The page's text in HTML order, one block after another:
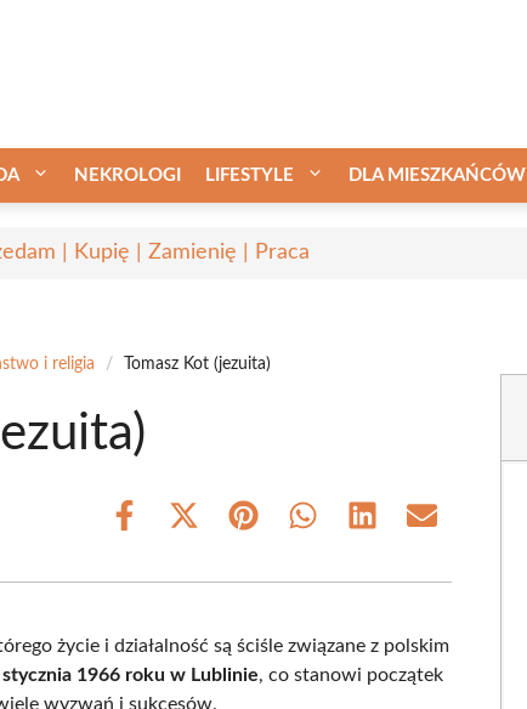
NEKROLOGI LIFESTYLE DLA MIESZKAŃCÓW
| Kupię | Zamienię | Praca
i religia / Tomasz Kot (jezuita)
Share
Share
(Twitter)
Share Share Share Share
życie i działalność są ściśle związane z polskim
stycznia 1966 roku w Lublinie, co stanowi początek
wyzwań i sukcesów.